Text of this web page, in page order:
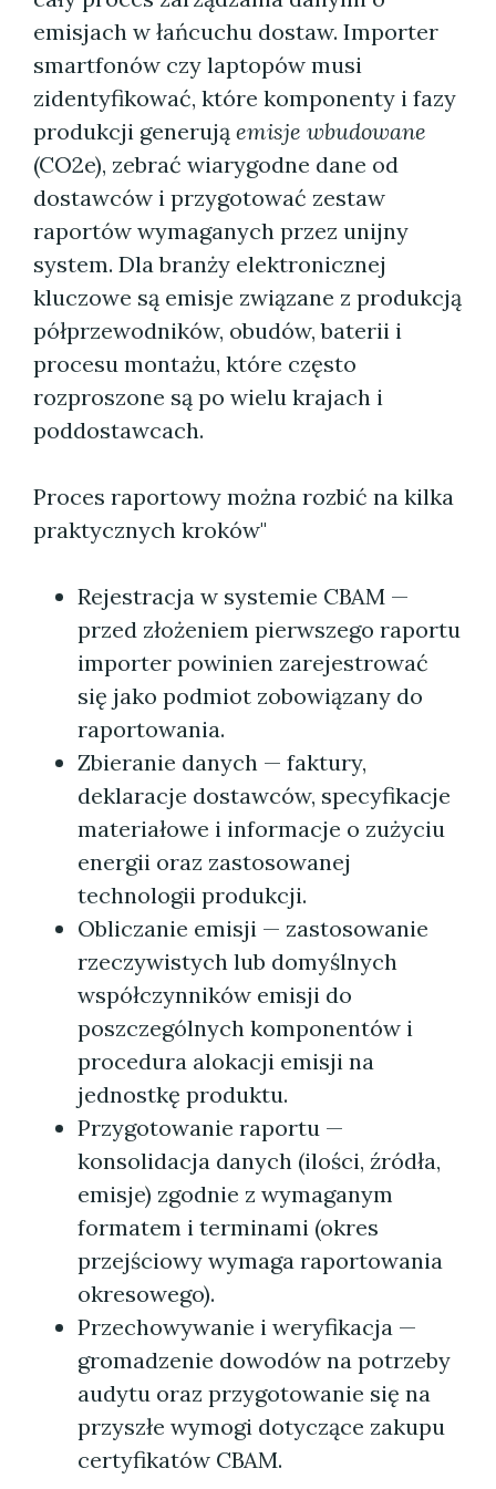
emisjach w łańcuchu dostaw. Importer
smartfonów czy laptopów musi
zidentyfikować, które komponenty i fazy
produkcji generują emisje wbudowane
(CO2e), zebrać wiarygodne dane od
dostawców i przygotować zestaw
raportów wymaganych przez unijny
system. Dla branży elektronicznej
kluczowe są emisje związane z produkcją
półprzewodników, obudów, baterii i
procesu montażu, które często
rozproszone są po wielu krajach i
poddostawcach.
Proces raportowy można rozbić na kilka
praktycznych kroków"
Rejestracja w systemie CBAM —
przed złożeniem pierwszego raportu
importer powinien zarejestrować
się jako podmiot zobowiązany do
raportowania.
Zbieranie danych — faktury,
deklaracje dostawców, specyfikacje
materiałowe i informacje o zużyciu
energii oraz zastosowanej
technologii produkcji.
Obliczanie emisji — zastosowanie
rzeczywistych lub domyślnych
współczynników emisji do
poszczególnych komponentów i
procedura alokacji emisji na
jednostkę produktu.
Przygotowanie raportu —
konsolidacja danych (ilości, źródła,
emisje) zgodnie z wymaganym
formatem i terminami (okres
przejściowy wymaga raportowania
okresowego).
Przechowywanie i weryfikacja —
gromadzenie dowodów na potrzeby
audytu oraz przygotowanie się na
przyszłe wymogi dotyczące zakupu
certyfikatów CBAM.